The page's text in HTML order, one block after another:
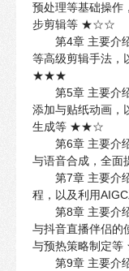
预处理等基础操作
步剪辑等 ★☆☆
第4章 主要介
等高级剪辑手法，
★★★
第5章 主要介
添加与贴纸动画，
生成等 ★★☆
第6章 主要介
与语音合成，全
第7章 主要介
程，以及利用
第8章 主要介
与抖音直播伴侣的
与预热策略制定
第9章 主要介